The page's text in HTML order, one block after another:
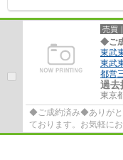
売買
◆ご
東武
東武
都営
過去
東京
◆ご成約済み◆ありがと
ております。お気軽に